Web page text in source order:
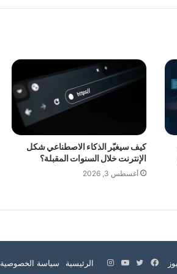
كيف سيغيّر الذكاء الاصطناعي شكل
الإنترنت خلال السنوات المقبلة؟
أغسطس 3, 2026
الرئيسية سياسة الخصوصية فيسبوك
تويتريوتيوبانستقرام